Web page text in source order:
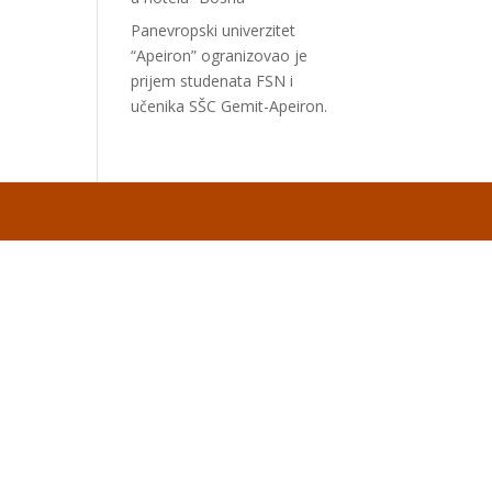
Panevropski univerzitet
“Apeiron” ogranizovao je
prijem studenata FSN i
učenika SŠC Gemit-Apeiron.